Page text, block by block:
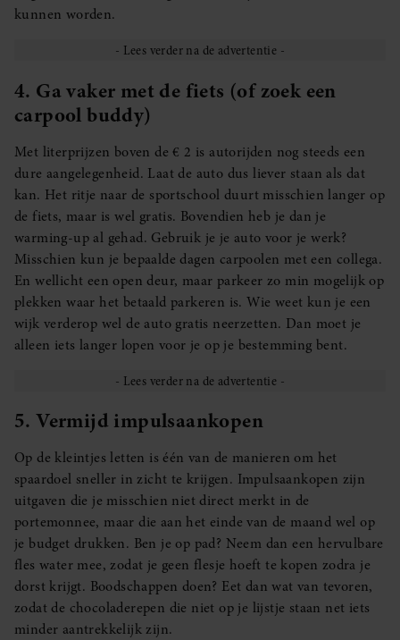
kunnen worden.
4. Ga vaker met de fiets (of zoek een
carpool buddy)
Met literprijzen boven de € 2 is autorijden nog steeds een
dure aangelegenheid. Laat de auto dus liever staan als dat
kan. Het ritje naar de sportschool duurt misschien langer op
de fiets, maar is wel gratis. Bovendien heb je dan je
warming-up al gehad. Gebruik je je auto voor je werk?
Misschien kun je bepaalde dagen carpoolen met een collega.
En wellicht een open deur, maar parkeer zo min mogelijk op
plekken waar het betaald parkeren is. Wie weet kun je een
wijk verderop wel de auto gratis neerzetten. Dan moet je
alleen iets langer lopen voor je op je bestemming bent.
5. Vermijd impulsaankopen
Op de kleintjes letten is één van de manieren om het
spaardoel sneller in zicht te krijgen. Impulsaankopen zijn
uitgaven die je misschien niet direct merkt in de
portemonnee, maar die aan het einde van de maand wel op
je budget drukken. Ben je op pad? Neem dan een hervulbare
fles water mee, zodat je geen flesje hoeft te kopen zodra je
dorst krijgt. Boodschappen doen? Eet dan wat van tevoren,
zodat de chocoladerepen die niet op je lijstje staan net iets
minder aantrekkelijk zijn.